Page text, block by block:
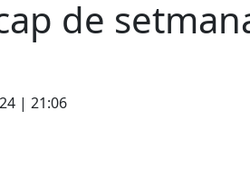
de
| 21:06